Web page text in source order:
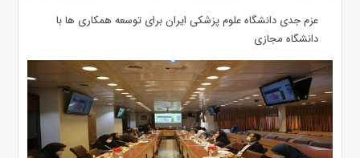
عزم جدی دانشگاه علوم پزشکی ایران برای توسعه همکاری ها با
دانشگاه مجازی